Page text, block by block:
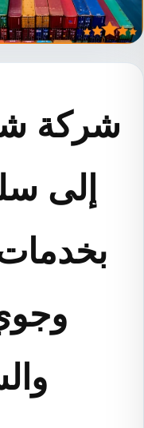
شركة
إلى